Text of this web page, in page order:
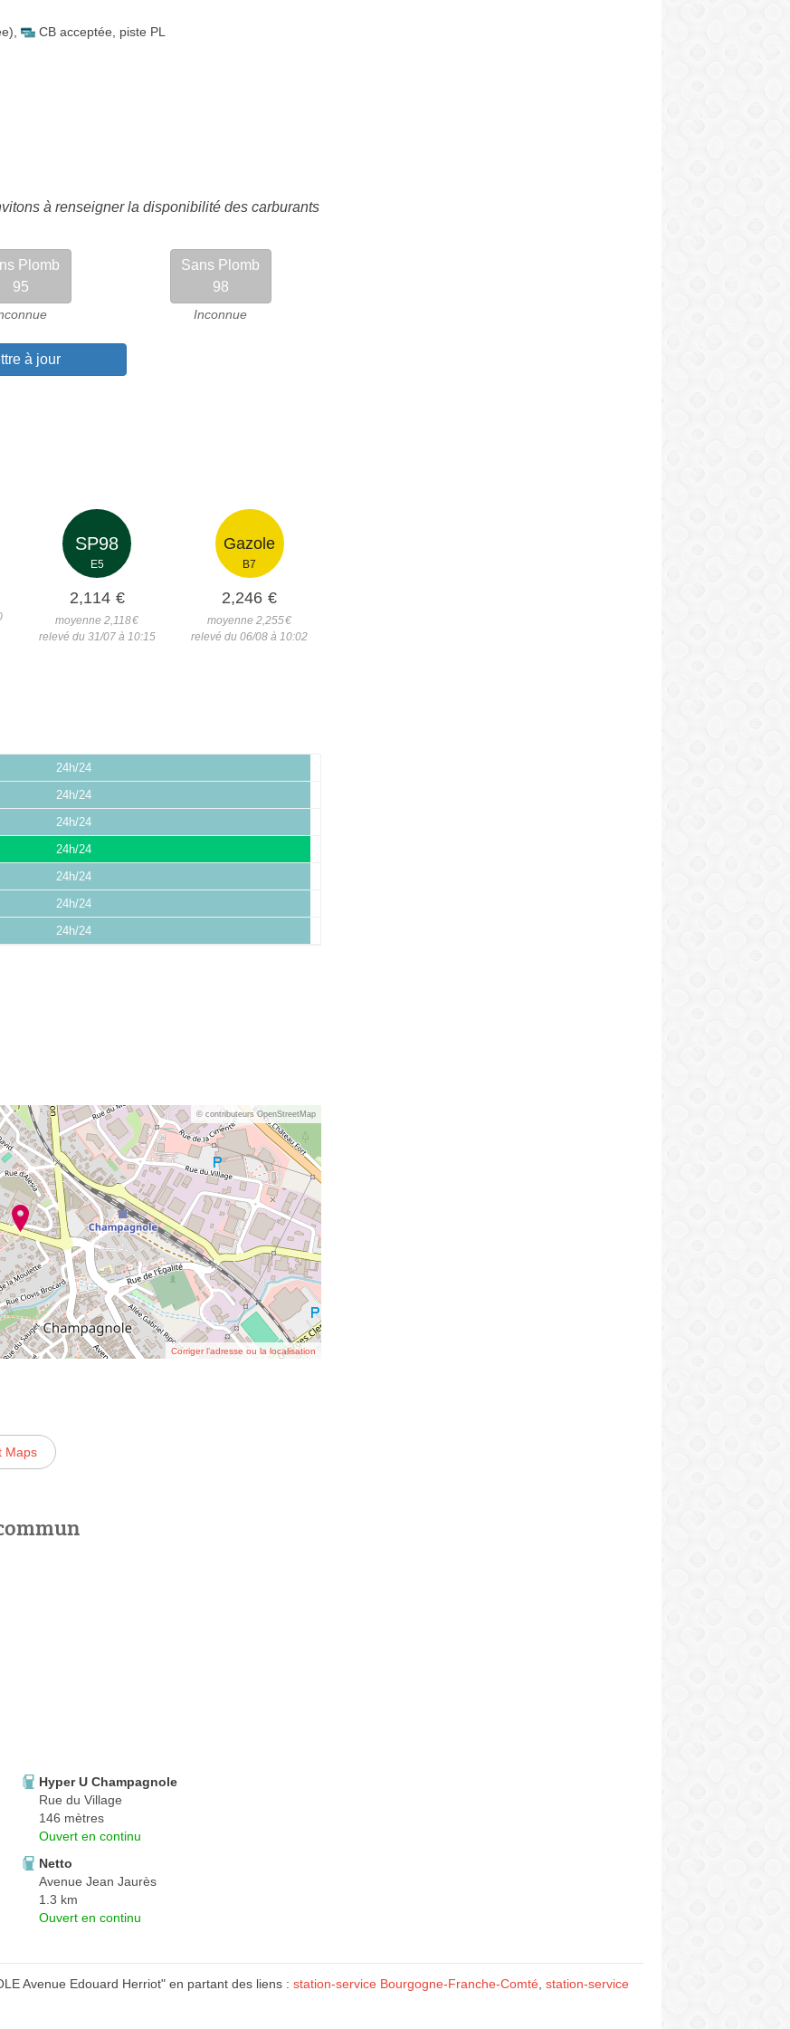
CB acceptée piste PL
à renseigner la disponibilité des carburants
Plomb
95
Sans Plomb
98
Inconnue
à jour
SP98
E5
2,114 €
moyenne 2,118€
relevé du 31/07 à 10:15
Gazole
B7
2,246 €
moyenne 2,255€
relevé du 06/08 à 10:02
24h/24
24h/24
24h/24
24h/24
24h/24
24h/24
24h/24
© contributeurs OpenStreetMap
Corriger l’adresse ou la localisation
Maps
Hyper U Champagnole
Rue du Village
146 mètres
Ouvert en continu
Netto
Avenue Jean Jaurès
1.3 km
Ouvert en continu
Avenue Edouard Herriot" en partant des liens : station-service Bourgogne-Franche-Comté, station-service